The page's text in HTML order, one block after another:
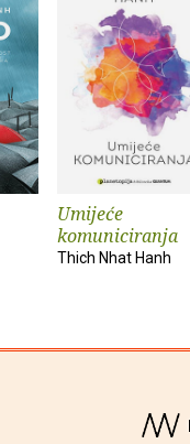
Umijeće
komuniciranja
Thich Nhat Hanh